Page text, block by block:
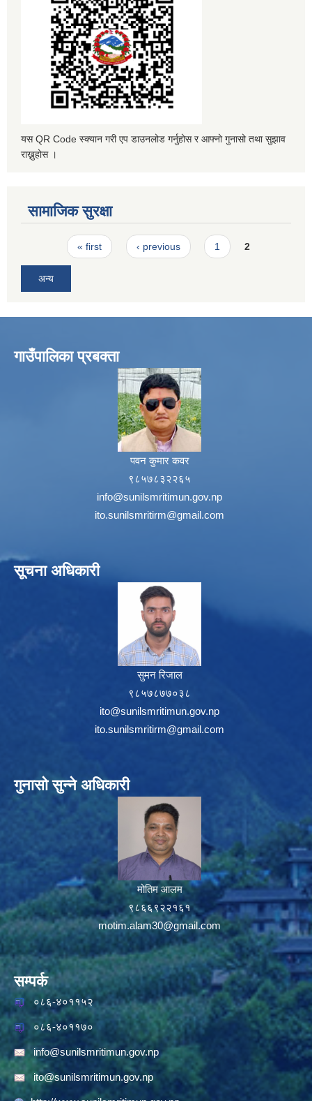
यस QR Code स्क्यान गरी एप डाउनलोड गर्नुहोस र आफ्नो गुनासो तथा सुझाव
राख्नुहोस ।
सामाजिक सुरक्षा
Pages« first ‹ previous 1 2
अन्य
गाउँपालिका प्रबक्ता
पवन कुमार कवर
९८५७८३२२६५
info@sunilsmritimun.gov.np
ito.sunilsmritirm@gmail.com
सूचना अधिकारी
सुमन रिजाल
९८५७८७७०३८
ito@sunilsmritimun.gov.np
ito.sunilsmritirm@gmail.com
गुनासो सुन्ने अधिकारी
मोतिम आलम
९८६६९२२१६१
motim.alam30@gmail.com
सम्पर्क
०८६-४०११५२
०८६-४०११७०
info@sunilsmritimun.gov.np
ito@sunilsmritimun.gov.np